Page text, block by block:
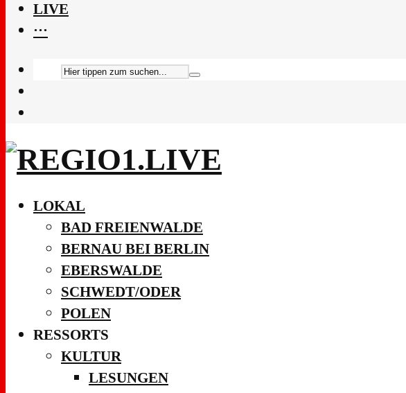
LIVE
···
LOKAL
BAD FREIENWALDE
BERNAU BEI BERLIN
EBERSWALDE
SCHWEDT/ODER
POLEN
RESSORTS
KULTUR
LESUNGEN